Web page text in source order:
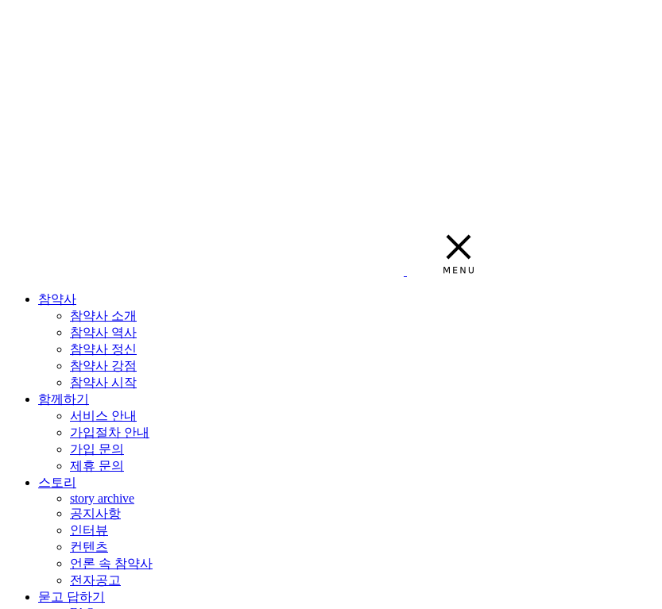
참약사
참약사 소개
참약사 역사
참약사 정신
참약사 강점
참약사 시작
함께하기
서비스 안내
가입절차 안내
가입 문의
제휴 문의
스토리
story archive
공지사항
인터뷰
컨텐츠
언론 속 참약사
전자공고
묻고 답하기